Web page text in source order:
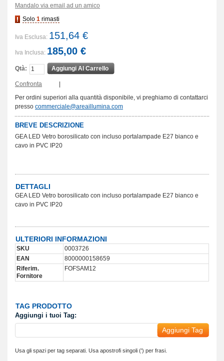
Mandalo via email ad un amico
Solo 1 rimasti
Iva Esclusa: 151,64 €
Iva Inclusa: 185,00 €
Qtà: Aggiungi Al Carrello
|
Confronta
Per ordini superiori alla quantità disponibile, vi preghiamo di contattarci
presso commerciale@areaillumina.com
BREVE DESCRIZIONE
GEA LED Vetro borosilicato con incluso portalampade E27 bianco e
cavo in PVC IP20
DETTAGLI
GEA LED Vetro borosilicato con incluso portalampade E27 bianco e
cavo in PVC IP20
ULTERIORI INFORMAZIONI
SKU
0003726
EAN
8000000158659
Riferim.
Fornitore
FOFSAM12
TAG PRODOTTO
Aggiungi i tuoi Tag:
Aggiungi Tag
Usa gli spazi per tag separati. Usa apostrofi singoli (') per frasi.